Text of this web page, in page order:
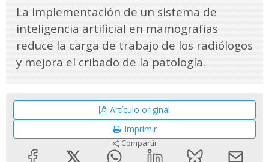
La implementación de un sistema de
inteligencia artificial en mamografías
reduce la carga de trabajo de los radiólogos
y mejora el cribado de la patología.
Artículo original
Imprimir
Compartir